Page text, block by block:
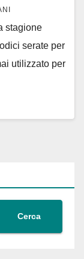
stagione
serate per
utilizzato per
Cerca